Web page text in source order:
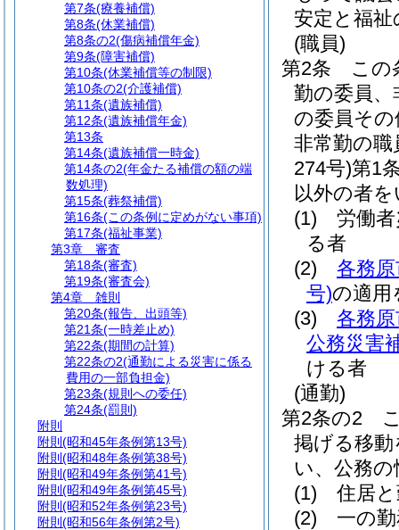
安定と福
(職員)
第2条
この
勤の委員、
の委員そ
非常勤の職
274号)第1
以外の者
(1)
労働
る者
(2)
各務
号)の適用
(3)
各務
公務災害
ける者
(通勤)
第2条の2
掲げる移
い、公務
(1)
住居
(2)
一の
第7条(療養補償)
第8条(休業補償)
第8条の2(傷病補償年金)
第9条(障害補償)
第10条(休業補償等の制限)
第10条の2(介護補償)
第11条(遺族補償)
第12条(遺族補償年金)
第13条
第14条(遺族補償一時金)
第14条の2(年金たる補償の額の端
数処理)
第15条(葬祭補償)
第16条(この条例に定めがない事項)
第17条(福祉事業)
第3章
審査
第18条(審査)
第19条(審査会)
第4章
雑則
第20条(報告、出頭等)
第21条(一時差止め)
第22条(期間の計算)
第22条の2(通勤による災害に係る
費用の一部負担金)
第23条(規則への委任)
第24条(罰則)
附則
附則 (昭和45年条例第13号)
附則 (昭和48年条例第38号)
附則 (昭和49年条例第41号)
附則 (昭和49年条例第45号)
附則 (昭和52年条例第23号)
附則 (昭和56年条例第2号)